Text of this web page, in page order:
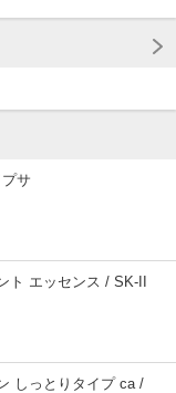
サ
ト エッセンス / SK-II
しっとりタイプ ca /